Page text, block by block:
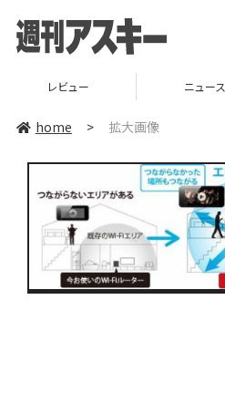
レビュー ニュース
home > 拡大画像